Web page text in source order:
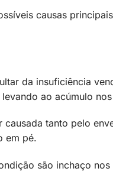
causas
da insuficiência
ao acúmulo
tanto pelo
em pé.
são inchaço